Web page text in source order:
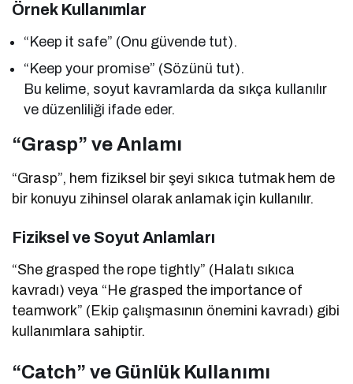
Örnek Kullanımlar
“Keep it safe” (Onu güvende tut).
“Keep your promise” (Sözünü tut).
Bu kelime, soyut kavramlarda da sıkça kullanılır
ve düzenliliği ifade eder.
“Grasp” ve Anlamı
“Grasp”, hem fiziksel bir şeyi sıkıca tutmak hem de
bir konuyu zihinsel olarak anlamak için kullanılır.
Fiziksel ve Soyut Anlamları
“She grasped the rope tightly” (Halatı sıkıca
kavradı) veya “He grasped the importance of
teamwork” (Ekip çalışmasının önemini kavradı) gibi
kullanımlara sahiptir.
“Catch” ve Günlük Kullanımı